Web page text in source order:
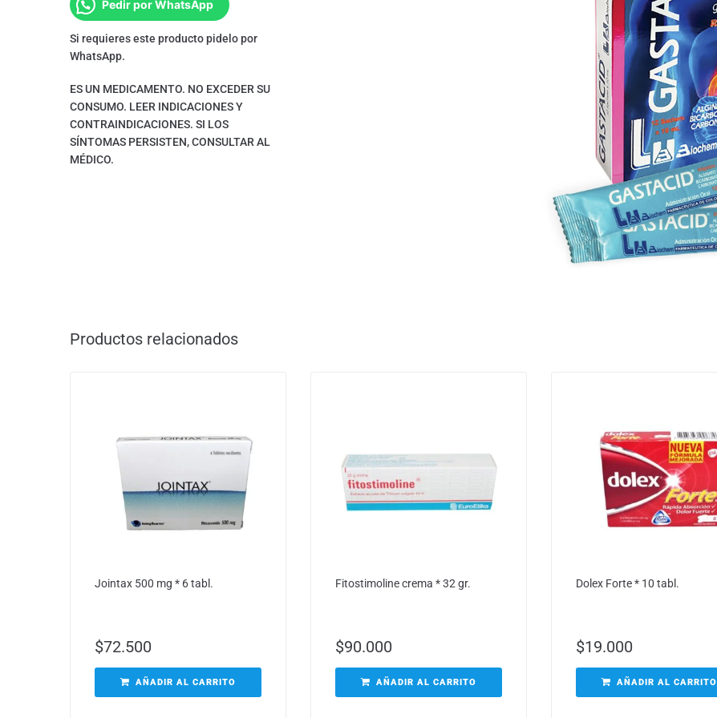
Pedir por WhatsApp
Si requieres este producto pidelo por
WhatsApp.
ES UN MEDICAMENTO. NO EXCEDER SU
CONSUMO. LEER INDICACIONES Y
CONTRAINDICACIONES. SI LOS
SÍNTOMAS PERSISTEN, CONSULTAR AL
MÉDICO.
Productos relacionados
Jointax 500 mg * 6 tabl.
$72.500
AÑADIR AL CARRITO
Fitostimoline crema * 32 gr.
$90.000
AÑADIR AL CARRITO
Dolex Forte * 10 tabl.
$19.000
AÑADIR AL CARRITO